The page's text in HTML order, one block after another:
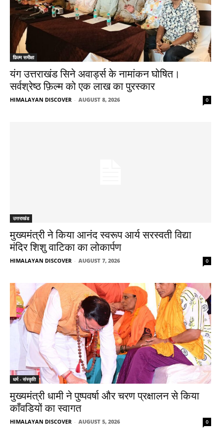
फ़िल्म समीक्षा
यंग उत्तराखंड सिने अवार्ड्स के नामांकन घोषित।
सर्वश्रेष्ठ फ़िल्म को एक लाख का पुरस्कार
HIMALAYAN DISCOVER - AUGUST 8, 2026 0
उत्तराखंड
मुख्यमंत्री ने किया आनंद स्वरूप आर्य सरस्वती विद्या
मंदिर शिशु वाटिका का लोकार्पण
HIMALAYAN DISCOVER - AUGUST 7, 2026 0
धर्म - संस्कृति
मुख्यमंत्री धामी ने पुष्पवर्षा और चरण प्रक्षालन से किया
काँवडियों का स्वागत
HIMALAYAN DISCOVER - AUGUST 5, 2026 0